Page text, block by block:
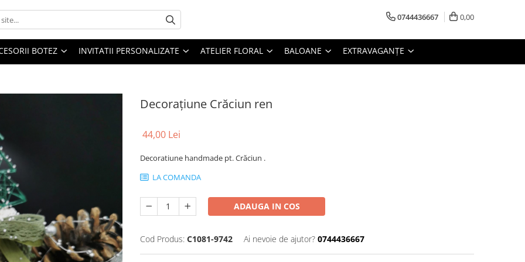
0744436667 0,00
BOTEZ INVITATII PERSONALIZATE ATELIER FLORAL BALOANE EXTRAVAGANȚE
Decorațiune Crăciun ren
44,00 Lei
Decoratiune handmade pt. Crăciun .
LA COMANDA
ADAUGA IN COS
Cod Produs: C1081-9742 Ai nevoie de ajutor? 0744436667